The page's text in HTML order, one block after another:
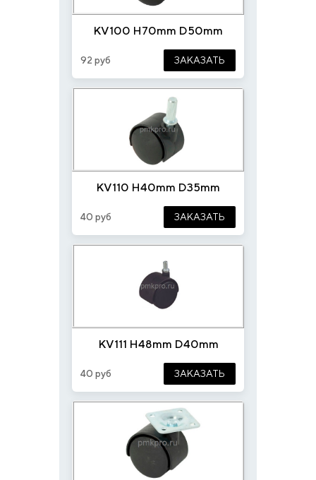
KV100 H70mm D50mm
92 руб ЗАКАЗАТЬ
KV110 H40mm D35mm
40 руб ЗАКАЗАТЬ
KV111 H48mm D40mm
40 руб ЗАКАЗАТЬ